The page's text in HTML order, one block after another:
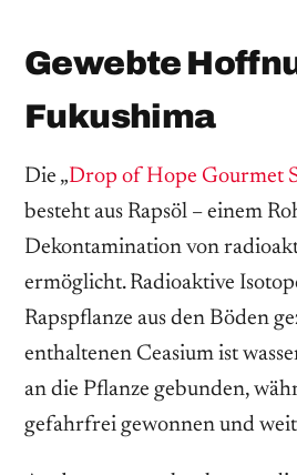
Gewebte
Fukushima
Die „Drop of Hope Gourmet
besteht aus Rapsöl – einem
Dekontamination von
ermöglicht. Radioaktive
Rapspflanze aus den Böden
enthaltenen Ceasium ist
an die Pflanze gebunden,
gefahrfrei gewonnen und